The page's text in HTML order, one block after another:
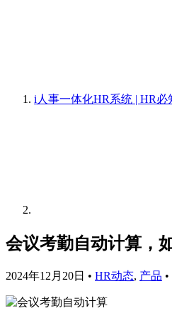
i人事一体化HR系统 | HR必
会议考勤自动计算，
2024年12月20日 • HR动态, 产品 •